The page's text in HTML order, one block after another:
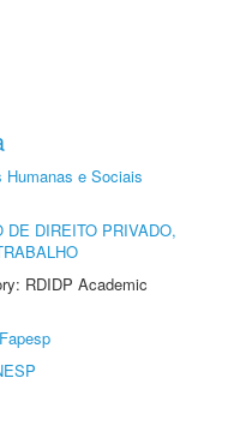
Humanas e Sociais
DE DIREITO PRIVADO,
RDIDP Academic
Fapesp